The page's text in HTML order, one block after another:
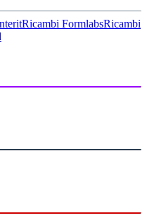
Ricambi FormlabsRicambi